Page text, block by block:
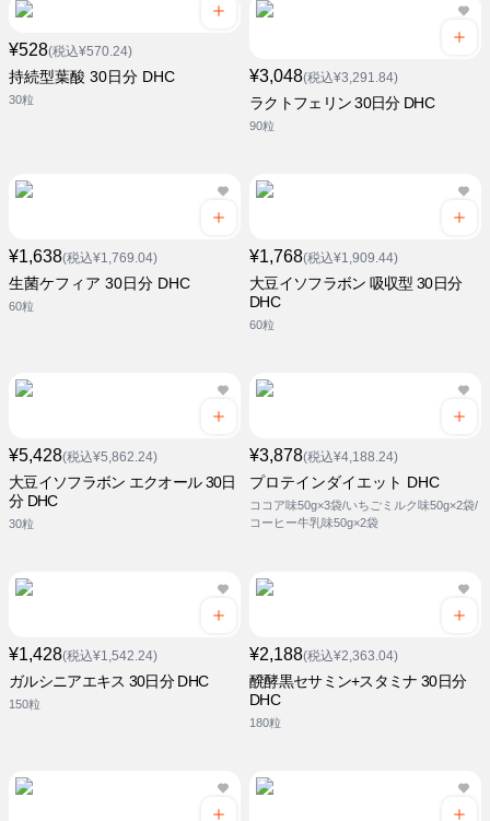
¥528(税込¥570.24)
持続型葉酸 30日分 DHC
30粒
¥3,048(税込¥3,291.84)
ラクトフェリン 30日分 DHC
90粒
¥1,638(税込¥1,769.04)
生菌ケフィア 30日分 DHC
60粒
¥1,768(税込¥1,909.44)
大豆イソフラボン 吸収型 30日分
DHC
60粒
¥5,428(税込¥5,862.24)
大豆イソフラボン エクオール 30日
分 DHC
30粒
¥3,878(税込¥4,188.24)
プロテインダイエット DHC
ココア味50g×3袋/いちごミルク味50g×2袋/
コーヒー牛乳味50g×2袋
¥1,428(税込¥1,542.24)
ガルシニアエキス 30日分 DHC
150粒
¥2,188(税込¥2,363.04)
醗酵黒セサミン+スタミナ 30日分
DHC
180粒